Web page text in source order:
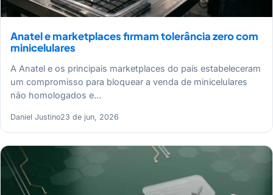
Anatel e marketplaces firmam tolerância zero com
minicelulares
A Anatel e os principais marketplaces do país estabeleceram
um compromisso para bloquear a venda de minicelulares
não homologados e…
Daniel Justino23 de jun, 2026